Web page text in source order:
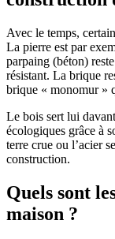
Avec le temps,
La pierre est par
parpaing (béton)
résistant. La brique
brique « monomur »
Le bois sert lui
écologiques grâce à
terre crue ou l’acier
construction.
Quels sont
maison ?